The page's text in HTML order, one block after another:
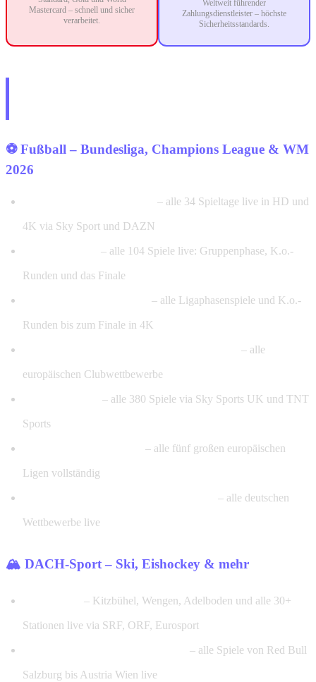
Mastercard – schnell und sicher
verarbeitet.
Weltweit führender
Zahlungsdienstleister – höchste
Sicherheitsstandards.
⚽ Fußball – Bundesliga, Champions League & WM
2026
– alle 34 Spieltage live in HD und
4K via Sky Sport und DAZN
– alle 104 Spiele live: Gruppenphase, K.o.-
Runden und das Finale
– alle Ligaphasenspiele und K.o.-
Runden bis zum Finale in 4K
– alle
europäischen Clubwettbewerbe
– alle 380 Spiele via Sky Sports UK und TNT
Sports
– alle fünf großen europäischen
Ligen vollständig
– alle deutschen
Wettbewerbe live
🏔️ DACH-Sport – Ski, Eishockey & mehr
– Kitzbühel, Wengen, Adelboden und alle 30+
Stationen live via SRF, ORF, Eurosport
– alle Spiele von Red Bull
Salzburg bis Austria Wien live